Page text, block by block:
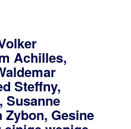
Achilles,
Steffny,
Susanne
Zybon, Gesine